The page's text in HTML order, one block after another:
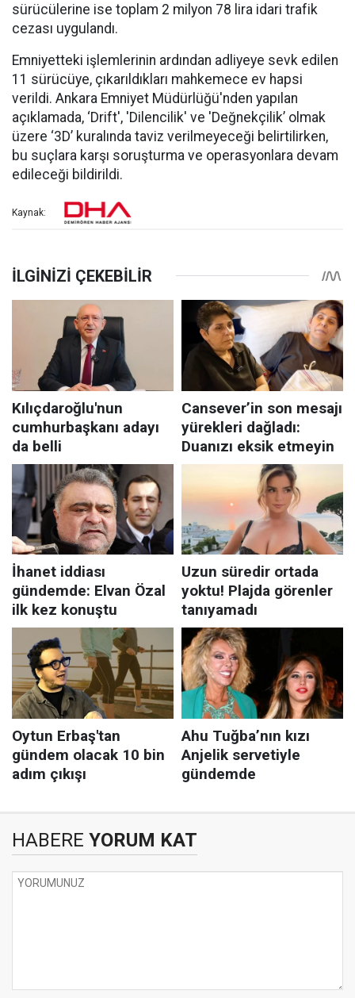
sürücülerine ise toplam 2 milyon 78 lira idari trafik
cezası uygulandı.
Emniyetteki işlemlerinin ardından adliyeye sevk edilen
11 sürücüye, çıkarıldıkları mahkemece ev hapsi
verildi. Ankara Emniyet Müdürlüğü'nden yapılan
açıklamada, ‘Drift', 'Dilencilik' ve 'Değnekçilik’ olmak
üzere ‘3D’ kuralında taviz verilmeyeceği belirtilirken,
bu suçlara karşı soruşturma ve operasyonlara devam
edileceği bildirildi.
Kaynak:
HABERE YORUM KAT